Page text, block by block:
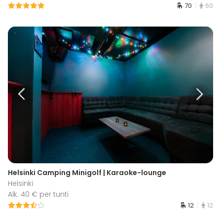
70 60
Helsinki Camping Minigolf | Karaoke-lounge
Helsinki
Alk. 40 € per tunti
12 12